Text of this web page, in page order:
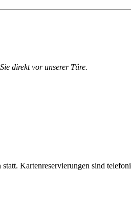
direkt vor unserer Türe.
Kartenreservierungen sind